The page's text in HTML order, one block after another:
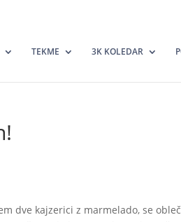
TEKME 3K KOLEDAR
dve kajzerici z marmelado, se